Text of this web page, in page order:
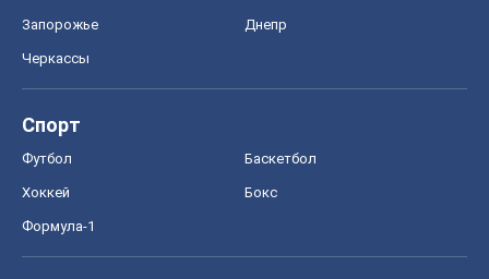
Запорожье Днепр
Черкассы
Спорт
Футбол Баскетбол
Хоккей Бокс
Формула-1